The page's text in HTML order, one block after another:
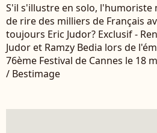
S'il s'illustre en solo, l'humoriste
de rire des milliers de Français
toujours Eric Judor? Exclusif -
Judor et Ramzy Bedia lors de
76ème Festival de Cannes le 18
/ Bestimage